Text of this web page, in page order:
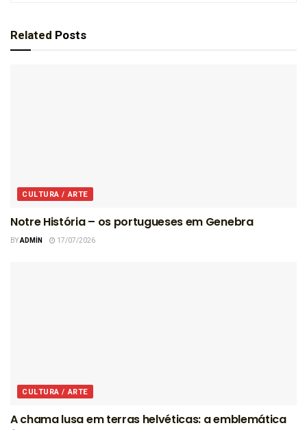
Related Posts
CULTURA / ARTE
Notre História – os portugueses em Genebra
BYADMIN 17/07/2026
CULTURA / ARTE
A chama lusa em terras helvéticas: a emblemática